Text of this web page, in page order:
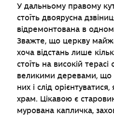
У дальньому правому
стоїть двоярусна
відремонтована в
Зважте, що церкву
хоча відстань лише
стоїть на високій
великими деревами, що
них і слід
храм. Цікавою є
мурована капличка,